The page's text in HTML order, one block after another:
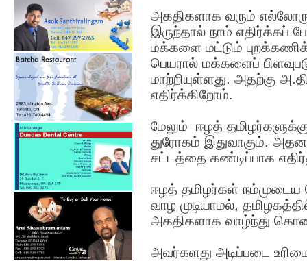
அகதிகளாக வரும்
இருந்தால் நாம் எதிர்க்கப்
மக்களை மட்டும்
பெயரால் மக்களைப்
மாற்றியுள்ளது. அதற்கு
எதிர்க்கிறோம்.
மேலும் ஈழத்
துரோகம் இதுவாகும்.
சட்டத்தை கண்டிப்பாக
ஈழத் தமிழர்கள்
வாழ முடியாமல்,
அகதிகளாக வாழ்ந்து
அவர்களது அடிப்படை